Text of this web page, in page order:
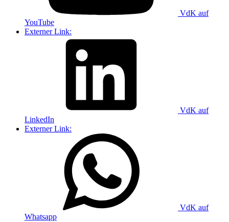
VdK auf
YouTube
Externer Link:
VdK auf
LinkedIn
Externer Link:
VdK auf
Whatsapp